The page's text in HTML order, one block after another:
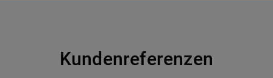
Kundenreferenzen